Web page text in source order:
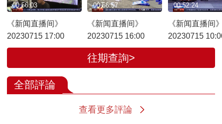
《新闻直播间》
20230715 17:00
00:56:03
《新闻直播间》
20230715 16:00
00:56:57
《新闻直播间
20230715
00:52:24
往期查詢>
全部評論
查看更多評論